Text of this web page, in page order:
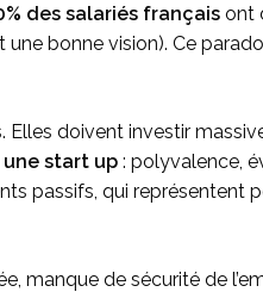
des salariés français ont
bonne vision). Ce
Elles doivent investir
start up : polyvalence,
passifs, qui représentent
manque de sécurité de